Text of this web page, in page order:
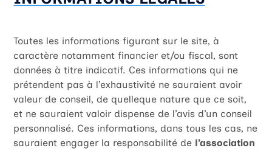
Toutes les informations figurant sur le site, à
caractère notamment financier et/ou fiscal, sont
données à titre indicatif. Ces informations qui ne
prétendent pas à l’exhaustivité ne sauraient avoir
valeur de conseil, de quelleque nature que ce soit,
et ne sauraient valoir dispense de l’avis d’un conseil
personnalisé. Ces informations, dans tous les cas, ne
sauraient engager la responsabilité de l’association